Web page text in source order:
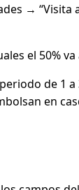
→ “Visita
el 50%
de 1 a
en